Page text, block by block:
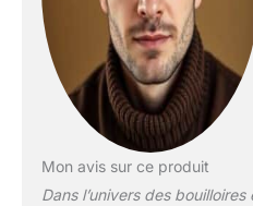
Mon avis sur ce produit
Dans l’univers des